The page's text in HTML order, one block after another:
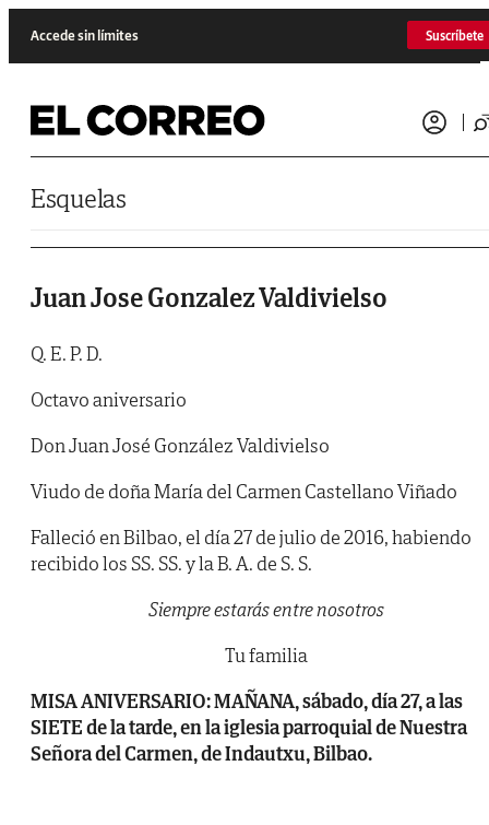
Accede sin límites Suscríbete
Esquelas
Juan Jose Gonzalez Valdivielso
Q. E. P. D.
Octavo aniversario
Don Juan José González Valdivielso
Viudo de doña María del Carmen Castellano Viñado
Falleció en Bilbao, el día 27 de julio de 2016, habiendo
recibido los SS. SS. y la B. A. de S. S.
Siempre estarás entre nosotros
Tu familia
MISA ANIVERSARIO: MAÑANA, sábado, día 27, a las
SIETE de la tarde, en la iglesia parroquial de Nuestra
Señora del Carmen, de Indautxu, Bilbao.